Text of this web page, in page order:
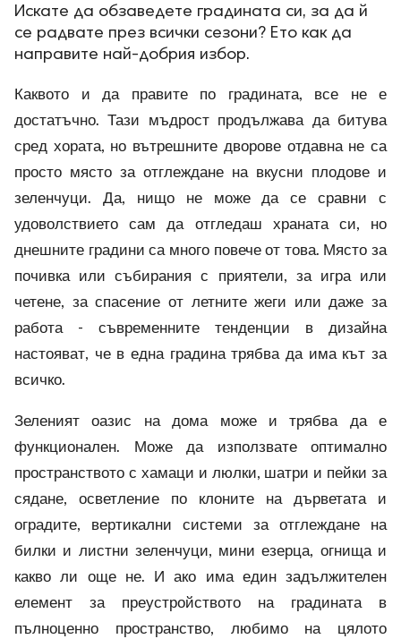
Искате да обзаведете градината си, за да й
се радвате през всички сезони? Ето как да
направите най-добрия избор.
Каквото и да правите по градината, все не е
достатъчно. Тази мъдрост продължава да битува
сред хората, но вътрешните дворове отдавна не са
просто място за отглеждане на вкусни плодове и
зеленчуци. Да, нищо не може да се сравни с
удоволствието сам да отгледаш храната си, но
днешните градини са много повече от това. Място за
почивка или събирания с приятели, за игра или
четене, за спасение от летните жеги или даже за
работа - съвременните тенденции в дизайна
настояват, че в една градина трябва да има кът за
всичко.
Зеленият оазис на дома може и трябва да е
функционален. Може да използвате оптимално
пространството с хамаци и люлки, шатри и пейки за
сядане, осветление по клоните на дърветата и
оградите, вертикални системи за отглеждане на
билки и листни зеленчуци, мини езерца, огнища и
какво ли още не. И ако има един задължителен
елемент за преустройството на градината в
пълноценно пространство, любимо на цялото